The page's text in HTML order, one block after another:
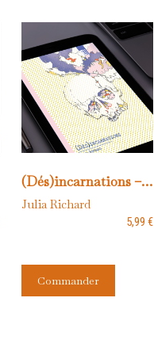
(Dés)incarnations – Version numérique
Julia Richard
5,99 €
Commander
Ce
a